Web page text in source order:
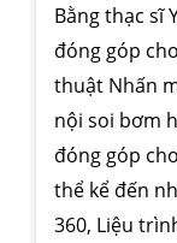
Bằng thạc sĩ
đóng góp
thuật Nhấn
nội soi bơm
đóng góp
thể kể đến
360, Liệu